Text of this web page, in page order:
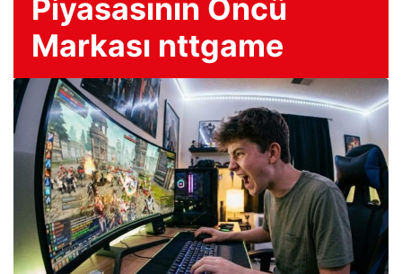
Piyasasının Öncü
Markası nttgame